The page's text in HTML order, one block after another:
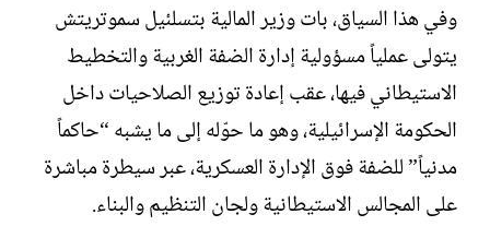
وفي هذا السياق، بات وزير المالية بتسلئيل سموتريتش
يتولى عملياً مسؤولية إدارة الضفة الغربية والتخطيط
الاستيطاني فيها، عقب إعادة توزيع الصلاحيات داخل
الحكومة الإسرائيلية، وهو ما حوّله إلى ما يشبه “حاكماً
مدنياً” للضفة فوق الإدارة العسكرية، عبر سيطرة مباشرة
على المجالس الاستيطانية ولجان التنظيم والبناء.